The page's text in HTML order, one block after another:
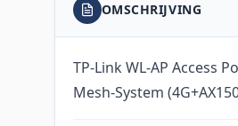
OMSCHRIJVING
TP-Link WL-AP Access
Mesh-System